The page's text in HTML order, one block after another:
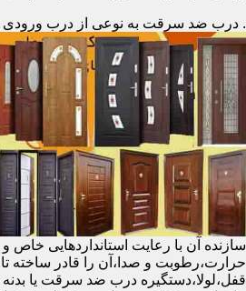
. درب ضد سرقت به نوعی از درب ورودی
سازنده آن با رعایت استانداردهایی
حرارت،رطوبت و صدا،آن را قادر ساخته تا
قفل،لولا،دستگیره درب ضد سرقت یا